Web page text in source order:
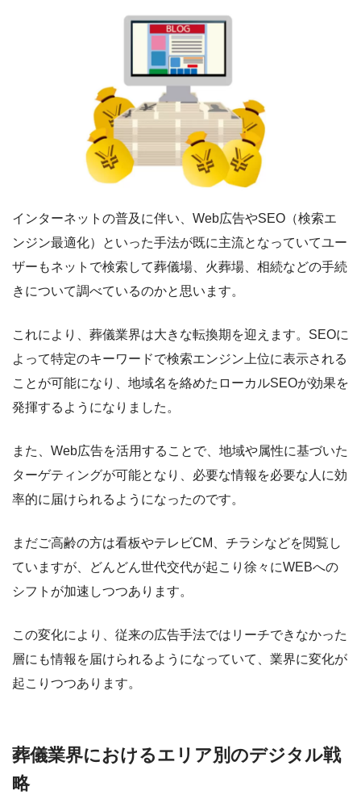
インターネットの普及に伴い、Web広告やSEO（検索エ
ンジン最適化）といった手法が既に主流となっていてユー
ザーもネットで検索して葬儀場、火葬場、相続などの手続
きについて調べているのかと思います。
これにより、葬儀業界は大きな転換期を迎えます。SEOに
よって特定のキーワードで検索エンジン上位に表示される
ことが可能になり、地域名を絡めたローカルSEOが効果を
発揮するようになりました。
また、Web広告を活用することで、地域や属性に基づいた
ターゲティングが可能となり、必要な情報を必要な人に効
率的に届けられるようになったのです。
まだご高齢の方は看板やテレビCM、チラシなどを閲覧し
ていますが、どんどん世代交代が起こり徐々にWEBへの
シフトが加速しつつあります。
この変化により、従来の広告手法ではリーチできなかった
層にも情報を届けられるようになっていて、業界に変化が
起こりつつあります。
葬儀業界におけるエリア別のデジタル戦
略